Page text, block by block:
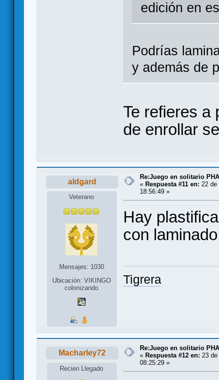
edición en
Podrías
y además de
Te refieres a
de enrollar
aldgard
Veterano
Mensajes: 1030
Ubicación: VIKINGO
colonizando
Re:Juego en solitario
« Respuesta #11 en: 22 de
18:56:49 »
Hay
con
Tigrera
Macharley72
Recien Llegado
Re:Juego en solitario
« Respuesta #12 en: 23
08:25:29 »